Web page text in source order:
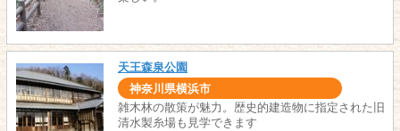
天王森泉公園
神奈川県横浜市
雑木林の散策が魅力。歴史的建造物に指定された旧
清水製糸場も見学できます